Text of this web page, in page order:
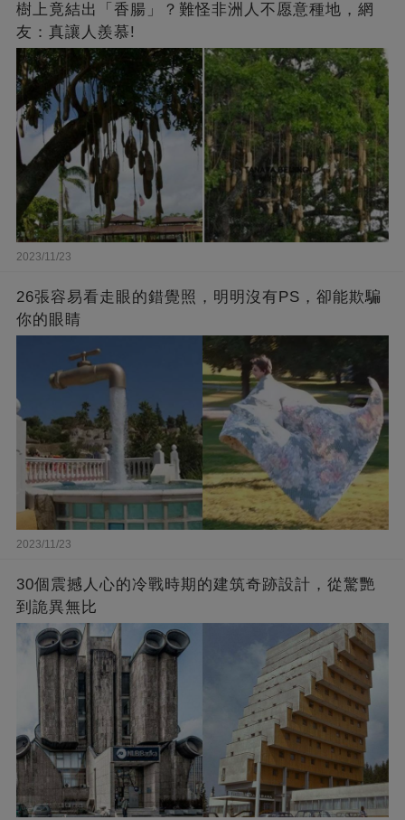
樹上竟結出「香腸」？難怪非洲人不愿意種地，網
友：真讓人羨慕!
2023/11/23
26張容易看走眼的錯覺照，明明沒有PS，卻能欺騙
你的眼睛
2023/11/23
30個震撼人心的冷戰時期的建筑奇跡設計，從驚艷
到詭異無比